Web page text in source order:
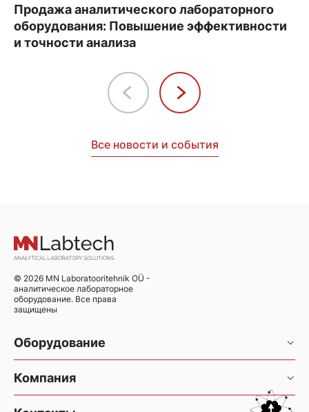
Продажа аналитического лабораторного
оборудования: Повышение эффективности
и точности анализа
Все новости и события
© 2026 MN Laboratooritehnik OÜ -
аналитическое лабораторное
оборудование. Все права
защищены
Оборудование
Хроматография и хромато-масс-спектрометрия
Элементный анализ
Компания